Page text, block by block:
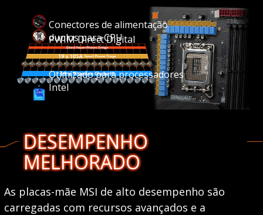
Conectores de alimentação
duplos para CPU
PWIM Direct Digital
Otimizado para processadores
Intel
DESEMPENHO
MELHORADO
As placas-mãe MSI de alto desempenho são
carregadas com recursos avançados e a